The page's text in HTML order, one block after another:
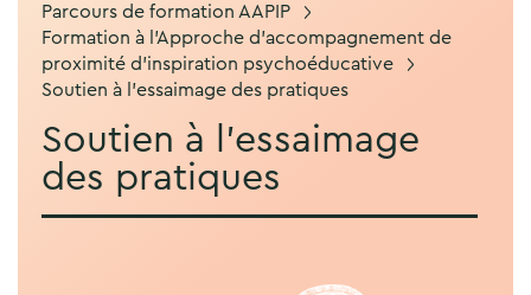
Parcours de formation AAPIP
Formation à l’Approche d’accompagnement de
proximité d’inspiration psychoéducative
Soutien à l’essaimage des pratiques
Soutien à l’essaimage
des pratiques